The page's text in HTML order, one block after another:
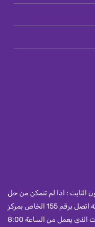
الثابت : اذا لم تتمكن من حل
مشكلة واجهتك مع الشركة مقدمة الخدمة اتصل برقم 155 الخاص بمركز
خدمة العملاء بالجهاز القومى لتنظيم الاتصالات الذى يعمل من الساعة 8:00